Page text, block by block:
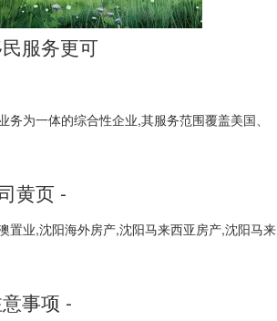
服务更可
为一体的综合性企业,其服务范围覆盖美国、
黄页 -
置业,沈阳海外房产,沈阳马来西亚房产,沈阳马来
事项 -